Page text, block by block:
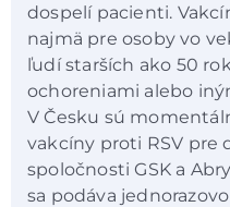
dospelí pacienti.
najmä pre osoby vo
ľudí starších ako 50
ochoreniami alebo
V Česku sú
vakcíny proti RSV pre
spoločnosti GSK a
sa podáva